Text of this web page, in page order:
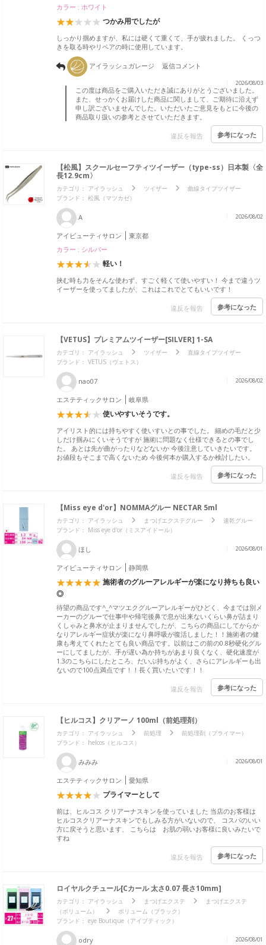
カラー : ホワイト
つかみ用でしたが
しっかり掴めますが、私には硬くて重くて、手が疲れました。 くっつ
きを取る時やリペアの時に使用しています。
アイラッシュガレージ 返信コメント
2026/08/03
この度は商品をご購入いただき誠にありがとうございました。
また、せっかくお届けした商品に関しまして、ご期待に沿えず
申し訳ございませんでした。いただいたご意見をもとに今後の
商品取り扱いの参考とさせていただきます。
違反を報告 参考になった
【松風】スクールセーフティツイーザー（type-ss）日本製〈全
長12.9cm〉
カテゴリ： アイラッシュ ツイザー
曲線タイプツイザー
ブランド： 松風（マツカゼ）
A 2026/08/02
アイビューティサロン
東京都
カラー : シルバー
軽い！
挟む時も力をそんな使わず、すごく軽くて使いやすい！ 今まで違うツ
イーザーを使ってましたが、これはこれでとてもいいです！
違反を報告 参考になった
【VETUS】プレミアムツイーザー[SILVER] 1-SA
カテゴリ： アイラッシュ ツイザー
直線タイプツイザー
ブランド： VETUS（ヴェトス）
nao07 2026/08/02
エステティックサロン 岐阜県
使いやすいそうです。
アイリスト的には持ちやすく使いすいとの事でした。 細めの毛だと少
しだけ掴みにくいそうですが 施術に問題なく仕様できるとの事でし
た。 あとは先が曲がったりなどないか 今後注意していきたいです。
お値段もそこまで高くないため 今後何本か購入するか検討したい。
違反を報告 参考になった
【Miss eye d'or】NOMMAグルー NECTAR 5ml
カテゴリ： アイラッシュ まつげエクステグルー
速乾グルー
ブランド： Miss eye d'or（ミスアイドール）
ほし 2026/08/01
アイビューティサロン 静岡県
施術者のグルーアレルギーが楽になり持ちも良い
◎
待望の商品です^_^マツエクグルーアレルギーがひどく、今までは別メ
ーカーのグルーで仕事中や帰宅後鼻で息が出来ないくらい鼻が詰まり
くしゃみと鼻水が止まりませんでしたが、こちらの商品にしてからか
なりアレルギー症状が楽になり鼻呼吸が復活しました！！施術者の健
康も考えてくれたとても良い商品です。以前はこの前の0.8秒硬化グル
ーにしてましたが、手が遅い為か持ちがあまり良くなく、硬化速度が
1.3のこちらにしたところ、だいぶ持ちがよく、さらにアレルギーも出
ないので100点満点です！！長く買いたいです！！
違反を報告 参考になった
【ヒルコス】クリアーノ 100ml（前処理剤）
カテゴリ： アイラッシュ 前処理
前処理剤（プライマー）
ブランド： helcos（ヒルコス）
みみみ 2026/08/01
エステティックサロン 愛知県
プライマーとして
前は、ヒルコス クリアーナスキンを使っていました 当店のお客様は
ヒルコスクリアーナスキンでもしみる方がいないので、 コスパのいい
方に戻そうと思います、 こちらは お肌の弱いお客様に良いみたいで
すね
違反を報告 参考になった
ロイヤルクチュール[Cカール 太さ0.07 長さ10mm]
カテゴリ： アイラッシュ まつげエクステ
まつげエクステ
（ボリューム）
ボリューム（ブラック）
ブランド： eye Boutique（アイブティック）
odry 2026/08/01